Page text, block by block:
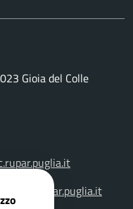
Gioia del Colle